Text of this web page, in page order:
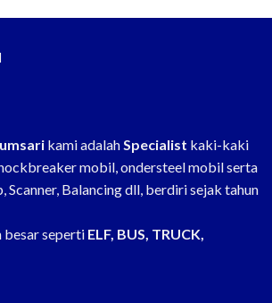
kami adalahSpecialist kaki-kaki
mobil, ondersteel mobil serta
Scanner, Balancing dll, berdiri sejak tahun
besar seperti ELF, BUS, TRUCK,